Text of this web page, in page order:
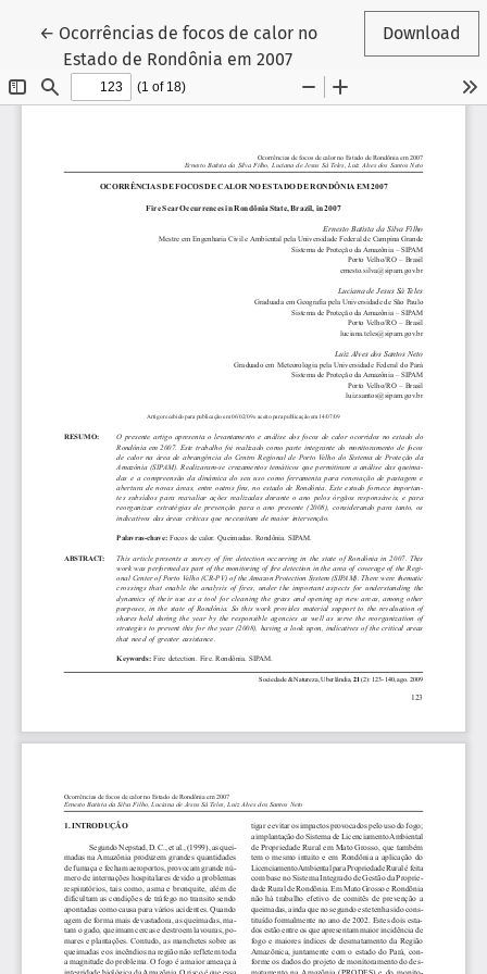
← Return to Article Details
Ocorrências de focos de calor no
Estado de Rondônia em 2007
Download